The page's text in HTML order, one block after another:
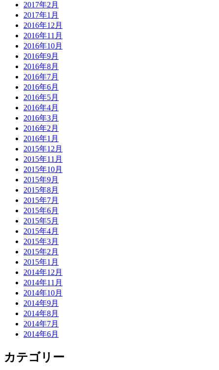
2017年2月
2017年1月
2016年12月
2016年11月
2016年10月
2016年9月
2016年8月
2016年7月
2016年6月
2016年5月
2016年4月
2016年3月
2016年2月
2016年1月
2015年12月
2015年11月
2015年10月
2015年9月
2015年8月
2015年7月
2015年6月
2015年5月
2015年4月
2015年3月
2015年2月
2015年1月
2014年12月
2014年11月
2014年10月
2014年9月
2014年8月
2014年7月
2014年6月
カテゴリー